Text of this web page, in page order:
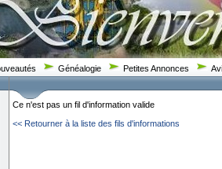
Généalogie Petites Annonces
Ce n'est pas un fil d'information valide
<< Retourner à la liste des fils d'informations